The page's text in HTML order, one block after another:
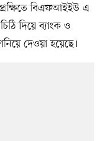
বিএফআইইউ এ
দিয়ে ব্যাংক ও
দেওয়া হয়েছে।